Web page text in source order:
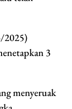
2025)
3
menyeruak